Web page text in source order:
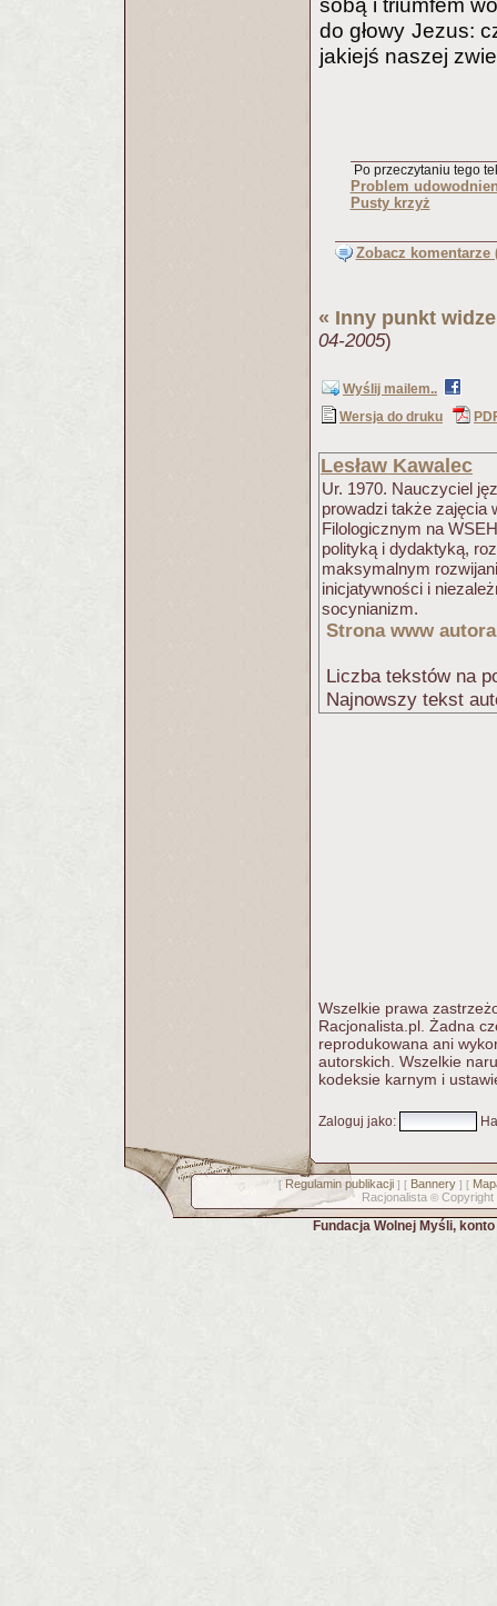
sobą i triumfem
do głowy Jezus:
jakiejś naszej
Po przeczytaniu tego
Problem
Pusty krzyż
Zobacz komentarze
« Inny punkt
04-2005)
Wyślij mailem..
Wersja do druku
Lesław Kawalec
Ur. 1970. Nauczyciel
prowadzi także zajęcia
Filologicznym na
polityką i dydaktyką,
maksymalnym
inicjatywności i
socynianizm.
Strona www autora
Liczba tekstów na
Najnowszy tekst
Wszelkie prawa
Racjonalista.pl. Żadna
reprodukowana ani
autorskich. Wszelkie
kodeksie karnym i
Zaloguj jako:
[ Regulamin publikacji] [ Bannery] [
Racjonalista © Copyright
Fundacja Wolnej Myśli,